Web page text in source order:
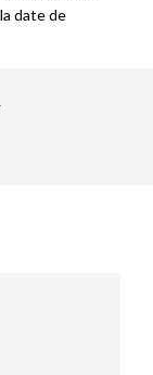
date de